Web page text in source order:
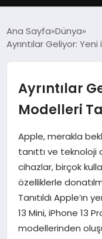
EĞITIM
EKONOMI
MAGAZIN
SAĞLIK
SIYASET
SPOR
Ana Sayfa Dünya
Ayrıntılar Geliyor: Yeni
Ayrıntılar
Modelleri
Apple, merakla
tanıttı ve teknoloji
cihazlar, birçok
özelliklerle
Tanıtıldı Apple’ın
13 Mini, iPhone 13
modellerinden